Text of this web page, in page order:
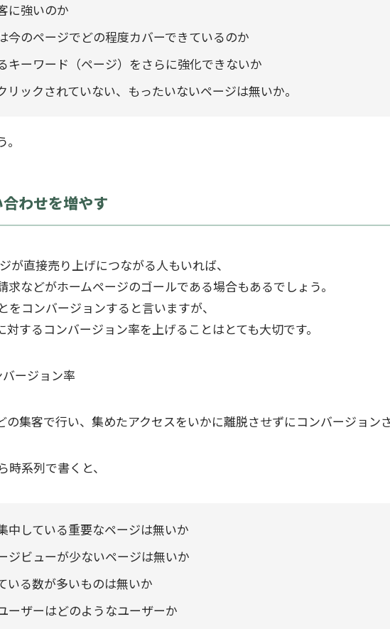
に強いのか
今のページでどの程度カバーできているのか
キーワード（ページ）をさらに強化できないか
ックされていない、もったいないページは無いか。
わせを増やす
が直接売り上げにつながる人もいれば、
などがホームページのゴールである場合もあるでしょう。
コンバージョンすると言いますが、
するコンバージョン率を上げることはとても大切です。
ージョン率
の集客で行い、集めたアクセスをいかに離脱させずにコンバージョン
系列で書くと、
中している重要なページは無いか
ジビューが少ないページは無いか
いる数が多いものは無いか
ーザーはどのようなユーザーか